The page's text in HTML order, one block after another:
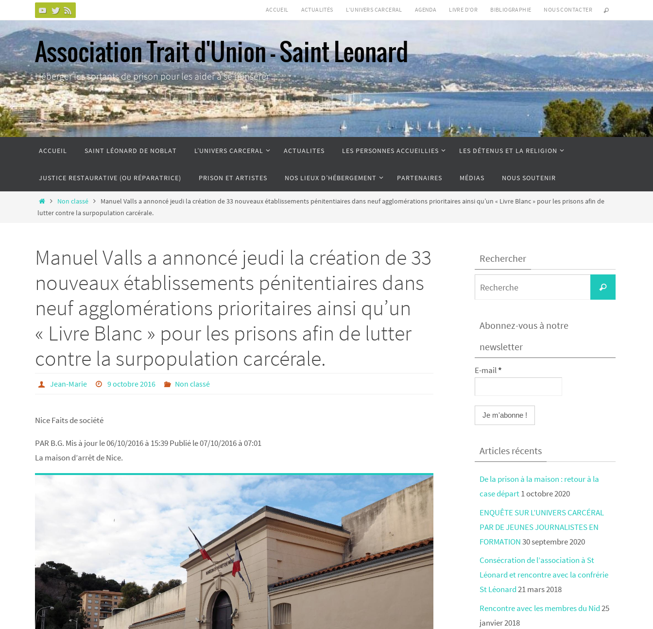
vers
le
contenu
ACCUEIL ACTUALITÉS L’UNIVERS CARCERAL AGENDA LIVRE D’OR BIBLIOGRAPHIE NOUS CONTACTER
Association Trait d'Union - Saint Leonard
Héberger les sortants de prison pour les aider à se réinsérer ...
ACCUEIL SAINT LÉONARD DE NOBLAT L’UNIVERS CARCERAL ACTUALITES LES PERSONNES ACCUEILLIES LES DÉTENUS ET LA RELIGION
JUSTICE RESTAURATIVE (OU RÉPARATRICE) PRISON ET ARTISTES NOS LIEUX D’HÉBERGEMENT PARTENAIRES MÉDIAS NOUS SOUTENIR
HomeNon classé
Manuel Valls a annoncé jeudi la création de 33 nouveaux établissements pénitentiaires dans neuf agglomérations prioritaires ainsi qu’un « Livre Blanc » pour les prisons afin de
lutter contre la surpopulation carcérale.
Manuel Valls a annoncé jeudi la création de 33
nouveaux établissements pénitentiaires dans
neuf agglomérations prioritaires ainsi qu’un
« Livre Blanc » pour les prisons afin de lutter
contre la surpopulation carcérale.
Jean-Marie 9 octobre 2016 Non classé
Nice Faits de société
PAR B.G. Mis à jour le 06/10/2016 à 15:39 Publié le 07/10/2016 à 07:01
La maison d’arrêt de Nice.
Rechercher
Recherche
Abonnez-vous à notre
newsletter
E-mail*
Articles récents
De la prison à la maison : retour à la
case départ1 octobre 2020
ENQUÊTE SUR L’UNIVERS CARCÉRAL
PAR DE JEUNES JOURNALISTES EN
FORMATION30 septembre 2020
Consécration de l’association à St
Léonard et rencontre avec la confrérie
St Léonard21 mars 2018
Rencontre avec les membres du Nid25
janvier 2018